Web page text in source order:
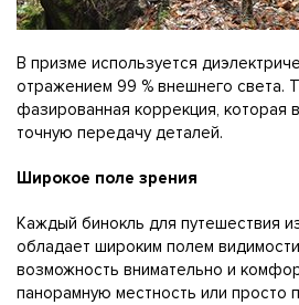
В призме используется
отражением 99 % внешнего света.
фазированная коррекция, которая
точную передачу деталей.
Широкое поле зрения
Каждый бинокль для путешествия
обладает широким полем
возможность внимательно и
панорамную местность или просто